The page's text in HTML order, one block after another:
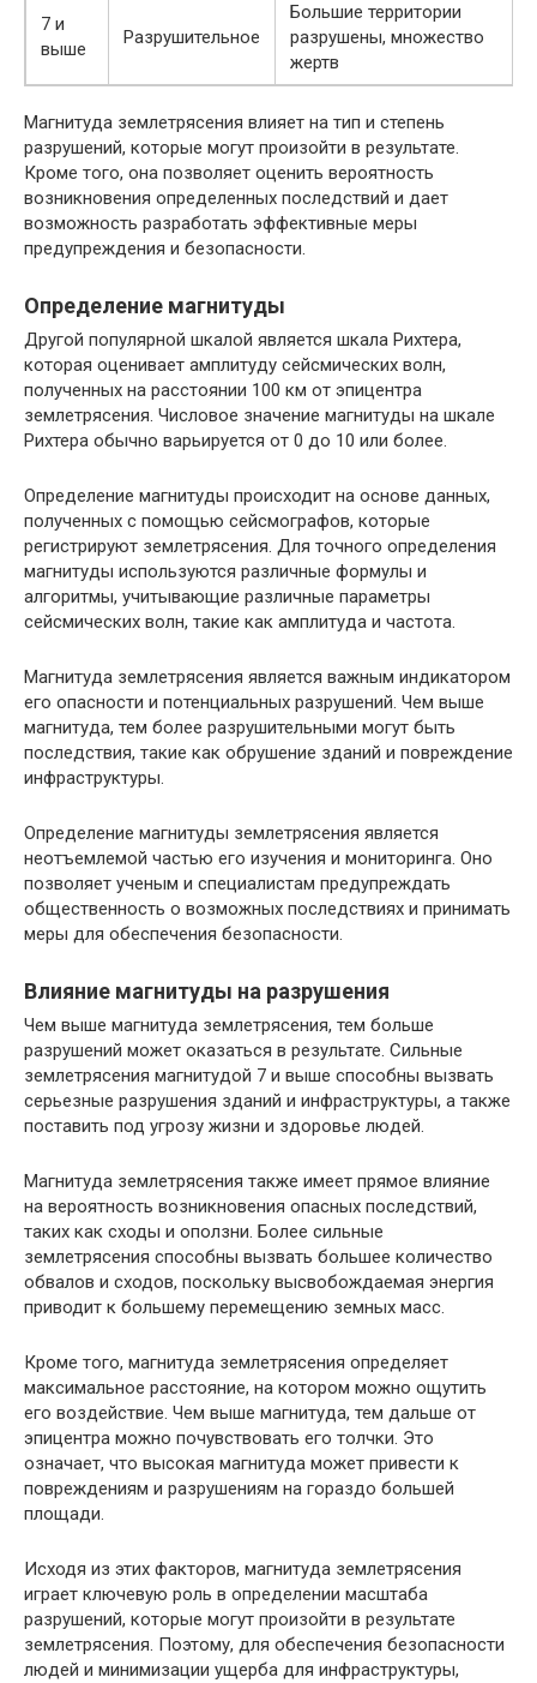
7 и
выше
Разрушительное
Большие территории
разрушены, множество
жертв
Магнитуда землетрясения влияет на тип и степень
разрушений, которые могут произойти в результате.
Кроме того, она позволяет оценить вероятность
возникновения определенных последствий и дает
возможность разработать эффективные меры
предупреждения и безопасности.
Определение магнитуды
Другой популярной шкалой является шкала Рихтера,
которая оценивает амплитуду сейсмических волн,
полученных на расстоянии 100 км от эпицентра
землетрясения. Числовое значение магнитуды на шкале
Рихтера обычно варьируется от 0 до 10 или более.
Определение магнитуды происходит на основе данных,
полученных с помощью сейсмографов, которые
регистрируют землетрясения. Для точного определения
магнитуды используются различные формулы и
алгоритмы, учитывающие различные параметры
сейсмических волн, такие как амплитуда и частота.
Магнитуда землетрясения является важным индикатором
его опасности и потенциальных разрушений. Чем выше
магнитуда, тем более разрушительными могут быть
последствия, такие как обрушение зданий и повреждение
инфраструктуры.
Определение магнитуды землетрясения является
неотъемлемой частью его изучения и мониторинга. Оно
позволяет ученым и специалистам предупреждать
общественность о возможных последствиях и принимать
меры для обеспечения безопасности.
Влияние магнитуды на разрушения
Чем выше магнитуда землетрясения, тем больше
разрушений может оказаться в результате. Сильные
землетрясения магнитудой 7 и выше способны вызвать
серьезные разрушения зданий и инфраструктуры, а также
поставить под угрозу жизни и здоровье людей.
Магнитуда землетрясения также имеет прямое влияние
на вероятность возникновения опасных последствий,
таких как сходы и оползни. Более сильные
землетрясения способны вызвать большее количество
обвалов и сходов, поскольку высвобождаемая энергия
приводит к большему перемещению земных масс.
Кроме того, магнитуда землетрясения определяет
максимальное расстояние, на котором можно ощутить
его воздействие. Чем выше магнитуда, тем дальше от
эпицентра можно почувствовать его толчки. Это
означает, что высокая магнитуда может привести к
повреждениям и разрушениям на гораздо большей
площади.
Исходя из этих факторов, магнитуда землетрясения
играет ключевую роль в определении масштаба
разрушений, которые могут произойти в результате
землетрясения. Поэтому, для обеспечения безопасности
людей и минимизации ущерба для инфраструктуры,